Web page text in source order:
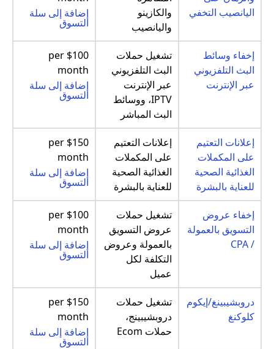
اليانصيب التخفي
والكازينو
واليانصيب
إضافة إلى سلة
التسوق
إخفاء وسائط
البث التلفزيوني
عبر الإنترنت
تشغيل حملات
البث التلفزيوني
عبر الإنترنت
IPTV، ووسائط
البث المباشر
$100 per
month
إضافة إلى سلة
التسوق
إعلانات التعتيم
على المكملات
الغذائية الصحية
للعناية بالبشرة
إعلانات التعتيم
على المكملات
الغذائية الصحية
للعناية بالبشرة
$150 per
month
إضافة إلى سلة
التسوق
إخفاء عروض
التسويق بالعمولة
/ CPA
تشغيل حملات
عروض التسويق
بالعمولة وعروض
التكلفة لكل
عميل
$100 per
month
إضافة إلى سلة
التسوق
دروبشيبينغ/إيكوم
كلوكنغ
تشغيل حملات
دروبشيبينج،
حملات Ecom
$150 per
month
إضافة إلى سلة
التسوق